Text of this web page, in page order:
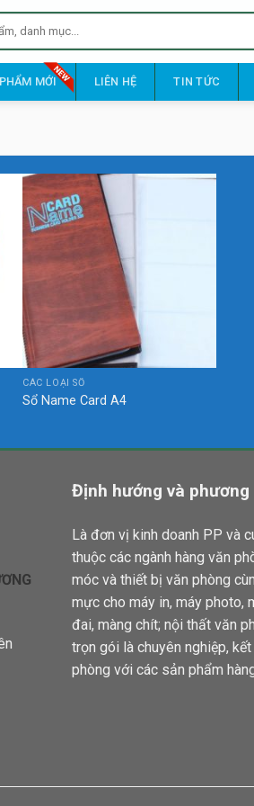
MỚI LIÊN HỆ TIN TỨC
CÁC LOẠI SỔ
Sổ Name Card A4
Định hướng và
Là đơn vị kinh doanh PP và
thuộc các ngành hàng văn
móc và thiết bị văn phòng
mực cho máy in, máy photo,
đai, màng chít; nội thất văn
trọn gói là chuyên nghiệp,
phòng với các sản phẩm